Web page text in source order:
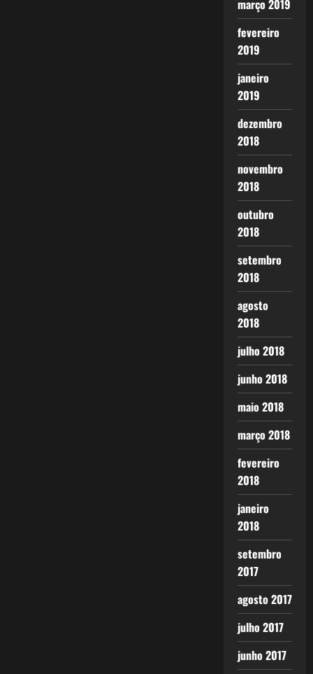
março 2019
fevereiro
2019
janeiro
2019
dezembro
2018
novembro
2018
outubro
2018
setembro
2018
agosto
2018
julho 2018
junho 2018
maio 2018
março 2018
fevereiro
2018
janeiro
2018
setembro
2017
agosto 2017
julho 2017
junho 2017